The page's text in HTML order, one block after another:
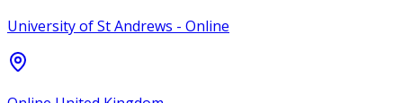
University of St Andrews - Online